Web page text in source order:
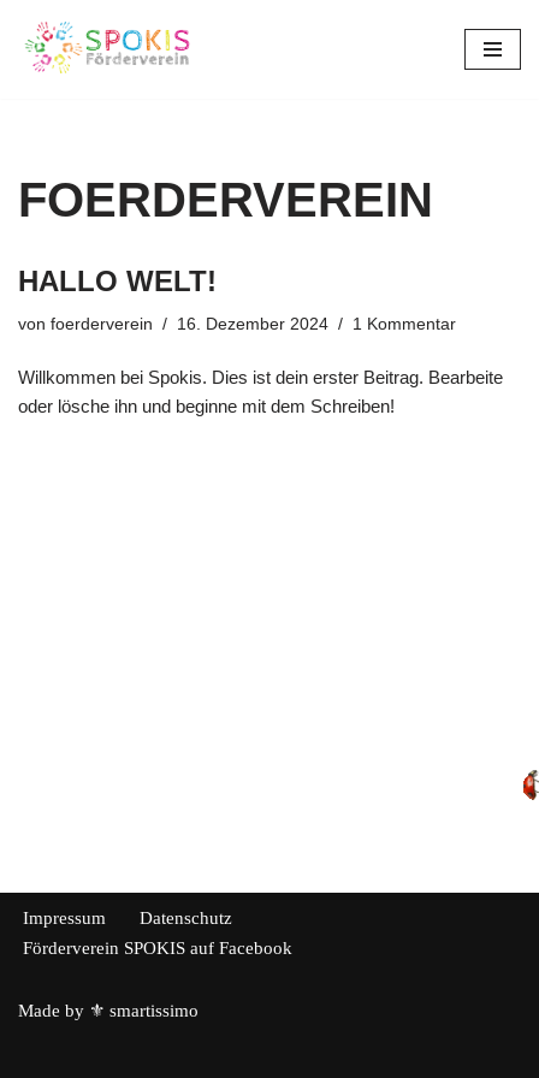
Zum
FOERDERVEREIN
HALLO WELT!
von foerderverein 16. Dezember 2024 1 Kommentar
Willkommen bei Spokis. Dies ist dein erster Beitrag. Bearbeite
oder lösche ihn und beginne mit dem Schreiben!
Impressum
Datenschutz
Förderverein SPOKIS auf Facebook
Made by ⚜ smartissimo